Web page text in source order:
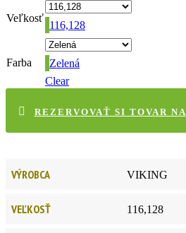
Veľkosť
116,128
Farba
Zelená
Clear
REZERVOVAŤ SI TOVAR
VÝROBCA VIKING
VEĽKOSŤ 116,128